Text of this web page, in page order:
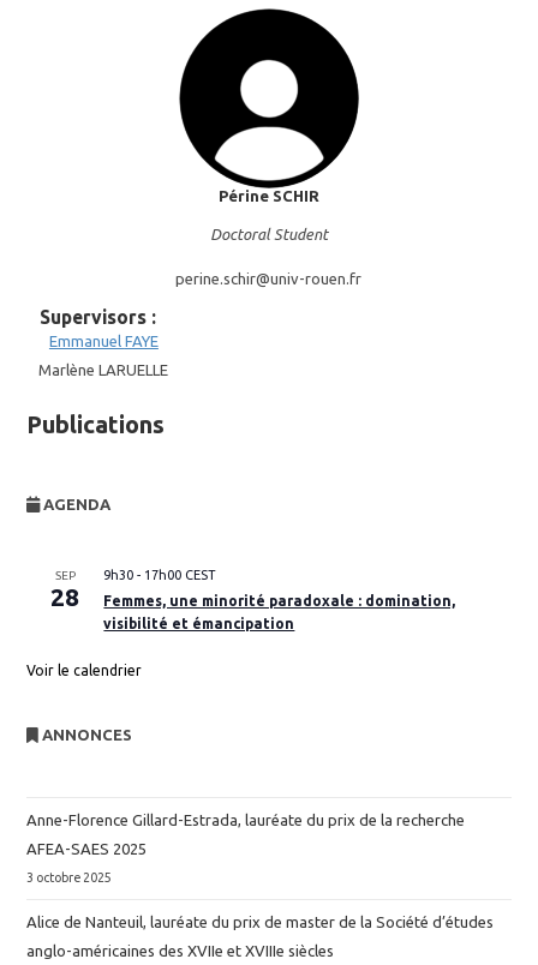
Périne SCHIR
Doctoral Student
perine.schir@univ-rouen.fr
Supervisors :
Emmanuel FAYE
Marlène LARUELLE
Publications
AGENDA
SEP
28
9h30 - 17h00 CEST
Femmes, une minorité paradoxale : domination,
visibilité et émancipation
Voir le calendrier
ANNONCES
Anne-Florence Gillard-Estrada, lauréate du prix de la recherche
AFEA-SAES 2025
3 octobre 2025
Alice de Nanteuil, lauréate du prix de master de la Société d’études
anglo-américaines des XVIIe et XVIIIe siècles